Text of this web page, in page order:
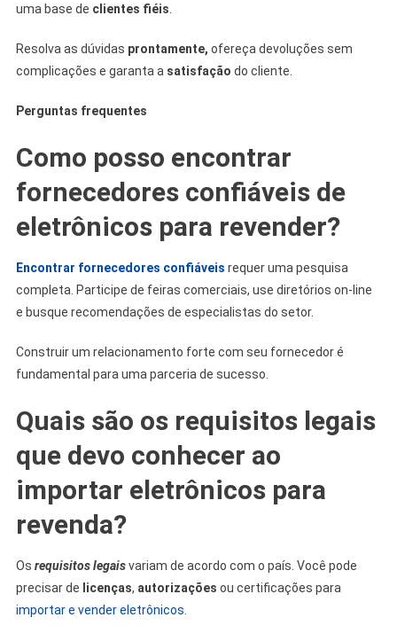
uma base de clientes fiéis
Resolva as dúvidas prontamente, ofereça devoluções sem
complicações e garanta a satisfação do cliente.
Perguntas frequentes
Como posso encontrar
fornecedores confiáveis ​​de
eletrônicos para revender?
Encontrar fornecedores confiáveis ​​requer uma pesquisa
completa. Participe de feiras comerciais, use diretórios on-line
e busque recomendações de especialistas do setor.
Construir um relacionamento forte com seu fornecedor é
fundamental para uma parceria de sucesso.
Quais são os requisitos legais
que devo conhecer ao
importar eletrônicos para
revenda?
Os requisitos legaisvariam de acordo com o país. Você pode
precisar de licenças, autorizações ou certificações para
importar e vender eletrônicos